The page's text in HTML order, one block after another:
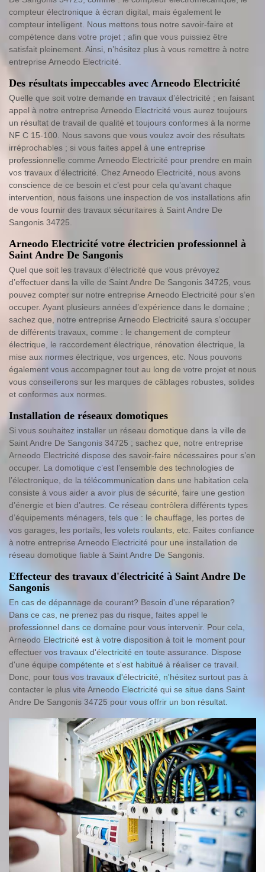
compteur électronique à écran digital, mais également le
compteur intelligent. Nous mettons tous notre savoir-faire et
compétence dans votre projet ; afin que vous puissiez être
satisfait pleinement. Ainsi, n’hésitez plus à vous remettre à notre
entreprise Arneodo Electricité.
Des résultats impeccables avec Arneodo Electricité
Quelle que soit votre demande en travaux d’électricité ; en faisant
appel à notre entreprise Arneodo Electricité vous aurez toujours
un résultat de travail de qualité et toujours conformes à la norme
NF C 15-100. Nous savons que vous voulez avoir des résultats
irréprochables ; si vous faites appel à une entreprise
professionnelle comme Arneodo Electricité pour prendre en main
vos travaux d’électricité. Chez Arneodo Electricité, nous avons
conscience de ce besoin et c’est pour cela qu’avant chaque
intervention, nous faisons une inspection de vos installations afin
de vous fournir des travaux sécuritaires à Saint Andre De
Sangonis 34725.
Arneodo Electricité votre électricien professionnel à
Saint Andre De Sangonis
Quel que soit les travaux d’électricité que vous prévoyez
d’effectuer dans la ville de Saint Andre De Sangonis 34725, vous
pouvez compter sur notre entreprise Arneodo Electricité pour s’en
occuper. Ayant plusieurs années d’expérience dans le domaine ;
sachez que, notre entreprise Arneodo Electricité saura s’occuper
de différents travaux, comme : le changement de compteur
électrique, le raccordement électrique, rénovation électrique, la
mise aux normes électrique, vos urgences, etc. Nous pouvons
également vous accompagner tout au long de votre projet et nous
vous conseillerons sur les marques de câblages robustes, solides
et conformes aux normes.
Installation de réseaux domotiques
Si vous souhaitez installer un réseau domotique dans la ville de
Saint Andre De Sangonis 34725 ; sachez que, notre entreprise
Arneodo Electricité dispose des savoir-faire nécessaires pour s’en
occuper. La domotique c’est l’ensemble des technologies de
l’électronique, de la télécommunication dans une habitation cela
consiste à vous aider a avoir plus de sécurité, faire une gestion
d’énergie et bien d’autres. Ce réseau contrôlera différents types
d’équipements ménagers, tels que : le chauffage, les portes de
vos garages, les portails, les volets roulants, etc. Faites confiance
à notre entreprise Arneodo Electricité pour une installation de
réseau domotique fiable à Saint Andre De Sangonis.
Effecteur des travaux d'électricité à Saint Andre De
Sangonis
En cas de dépannage de courant? Besoin d'une réparation?
Dans ce cas, ne prenez pas du risque, faites appel le
professionnel dans ce domaine pour vous intervenir. Pour cela,
Arneodo Electricité est à votre disposition à toit le moment pour
effectuer vos travaux d'électricité en toute assurance. Dispose
d'une équipe compétente et s'est habitué à réaliser ce travail.
Donc, pour tous vos travaux d'électricité, n'hésitez surtout pas à
contacter le plus vite Arneodo Electricité qui se situe dans Saint
Andre De Sangonis 34725 pour vous offrir un bon résultat.